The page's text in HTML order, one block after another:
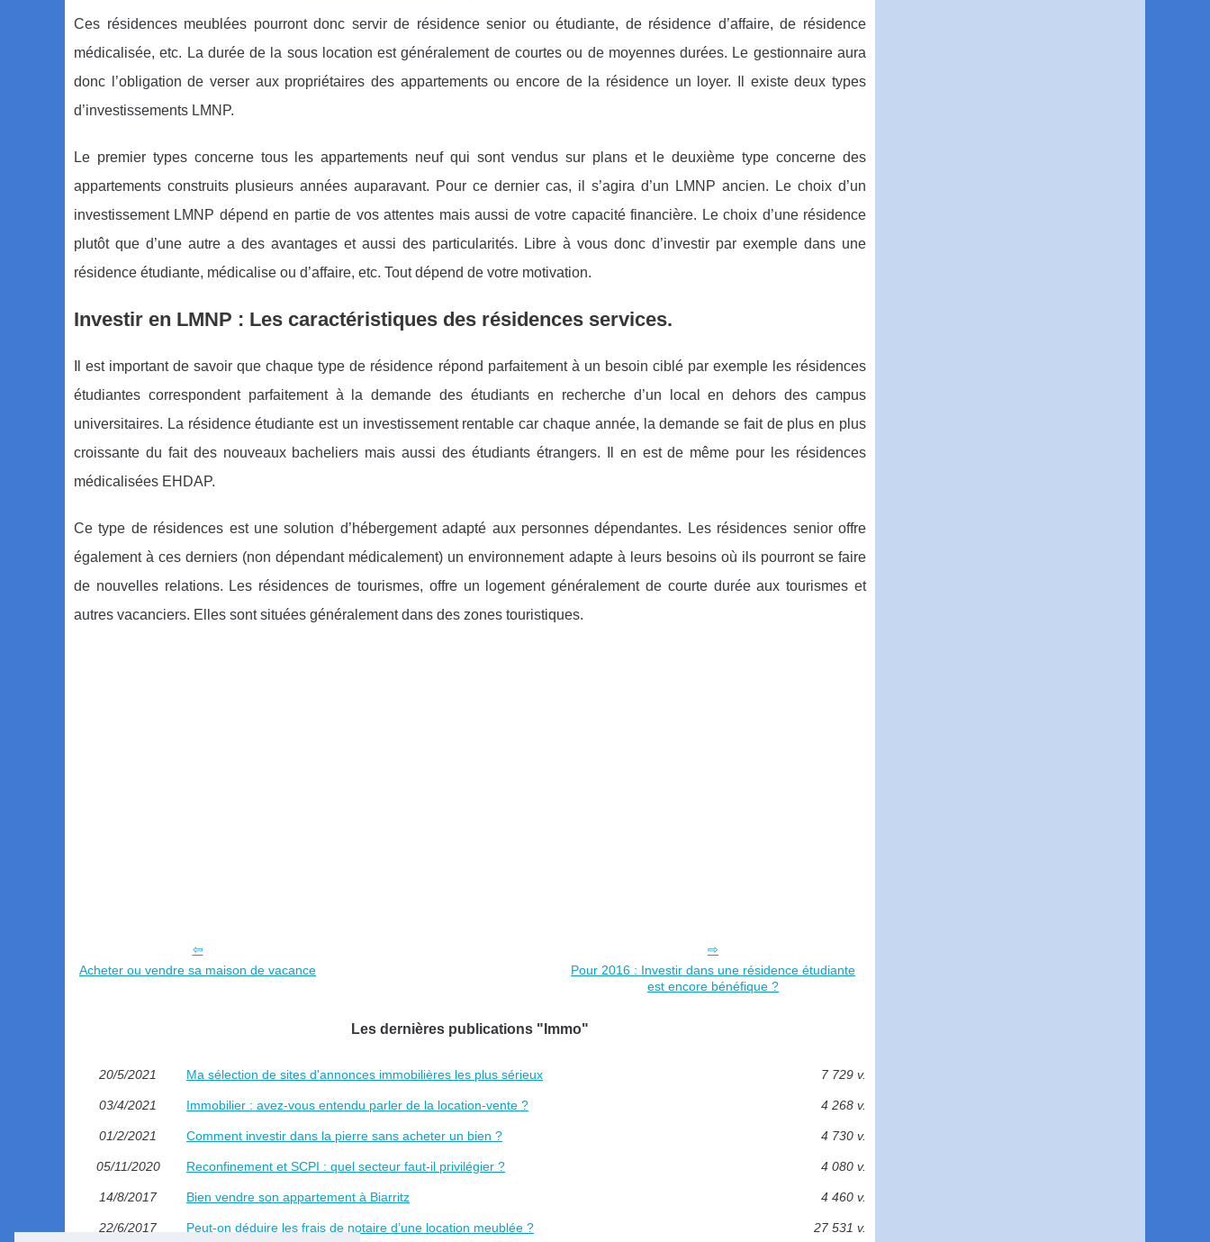
Ces résidences meublées pourront donc servir de résidence senior ou étudiante, de résidence d’affaire, de résidence
médicalisée, etc. La durée de la sous location est généralement de courtes ou de moyennes durées. Le gestionnaire aura
donc l’obligation de verser aux propriétaires des appartements ou encore de la résidence un loyer. Il existe deux types
d’investissements LMNP.
Le premier types concerne tous les appartements neuf qui sont vendus sur plans et le deuxième type concerne des
appartements construits plusieurs années auparavant. Pour ce dernier cas, il s’agira d’un LMNP ancien. Le choix d’un
investissement LMNP dépend en partie de vos attentes mais aussi de votre capacité financière. Le choix d’une résidence
plutôt que d’une autre a des avantages et aussi des particularités. Libre à vous donc d’investir par exemple dans une
résidence étudiante, médicalise ou d’affaire, etc. Tout dépend de votre motivation.
Investir en LMNP : Les caractéristiques des résidences services.
Il est important de savoir que chaque type de résidence répond parfaitement à un besoin ciblé par exemple les résidences
étudiantes correspondent parfaitement à la demande des étudiants en recherche d’un local en dehors des campus
universitaires. La résidence étudiante est un investissement rentable car chaque année, la demande se fait de plus en plus
croissante du fait des nouveaux bacheliers mais aussi des étudiants étrangers. Il en est de même pour les résidences
médicalisées EHDAP.
Ce type de résidences est une solution d’hébergement adapté aux personnes dépendantes. Les résidences senior offre
également à ces derniers (non dépendant médicalement) un environnement adapte à leurs besoins où ils pourront se faire
de nouvelles relations. Les résidences de tourismes, offre un logement généralement de courte durée aux tourismes et
autres vacanciers. Elles sont situées généralement dans des zones touristiques.
Acheter ou vendre sa maison de vacance
Pour 2016 : Investir dans une résidence étudiante
est encore bénéfique ?
Les dernières publications "Immo"
20/5/2021 Ma sélection de sites d'annonces immobilières les plus sérieux 7 729 v.
03/4/2021 Immobilier : avez-vous entendu parler de la location-vente ? 4 268 v.
01/2/2021 Comment investir dans la pierre sans acheter un bien ? 4 730 v.
05/11/2020 Reconfinement et SCPI : quel secteur faut-il privilégier ? 4 080 v.
14/8/2017 Bien vendre son appartement à Biarritz 4 460 v.
22/6/2017 Peut-on déduire les frais de notaire d’une location meublée ? 27 531 v.